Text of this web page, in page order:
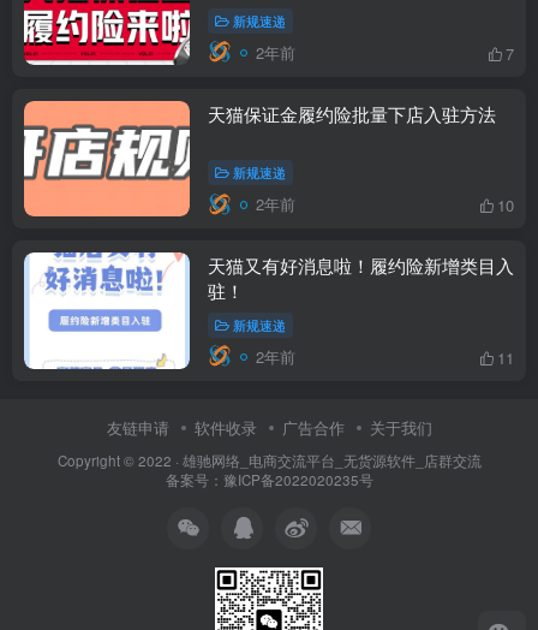
新规速递
2年前 7
天猫保证金履约险批量下店入驻方法
新规速递
2年前 10
天猫又有好消息啦！履约险新增类目入
驻！
新规速递
2年前 11
友链申请 软件收录 广告合作 关于我们
Copyright © 2022 · 雄驰网络_电商交流平台_无货源软件_店群交流
备案号： 豫ICP备2022020235号